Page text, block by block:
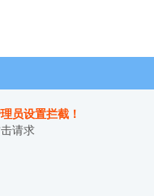
员设置拦截！
请求